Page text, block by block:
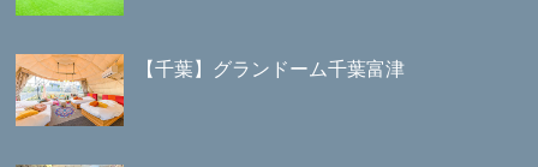
【千葉】グランドーム千葉富津